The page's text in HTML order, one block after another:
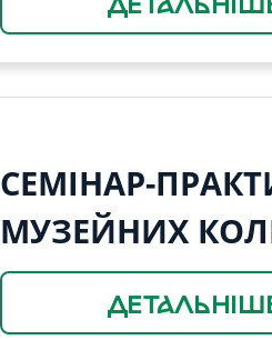
СЕМІНАР-
МУЗЕЙНИХ